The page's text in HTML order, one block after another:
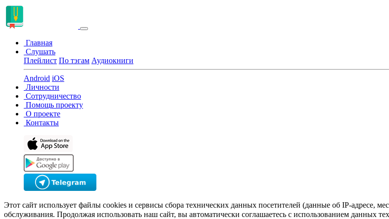
Главная
Слушать
Плейлист По тэгам Аудиокниги
Android iOS
Личности
Сотрудничество
Помощь проекту
О проекте
Контакты
Этот сайт использует файлы cookies и сервисы сбора технических данных посетителей (данные об IP-адресе,
обслуживания. Продолжая использовать наш сайт, вы автоматически соглашаетесь с использованием данных